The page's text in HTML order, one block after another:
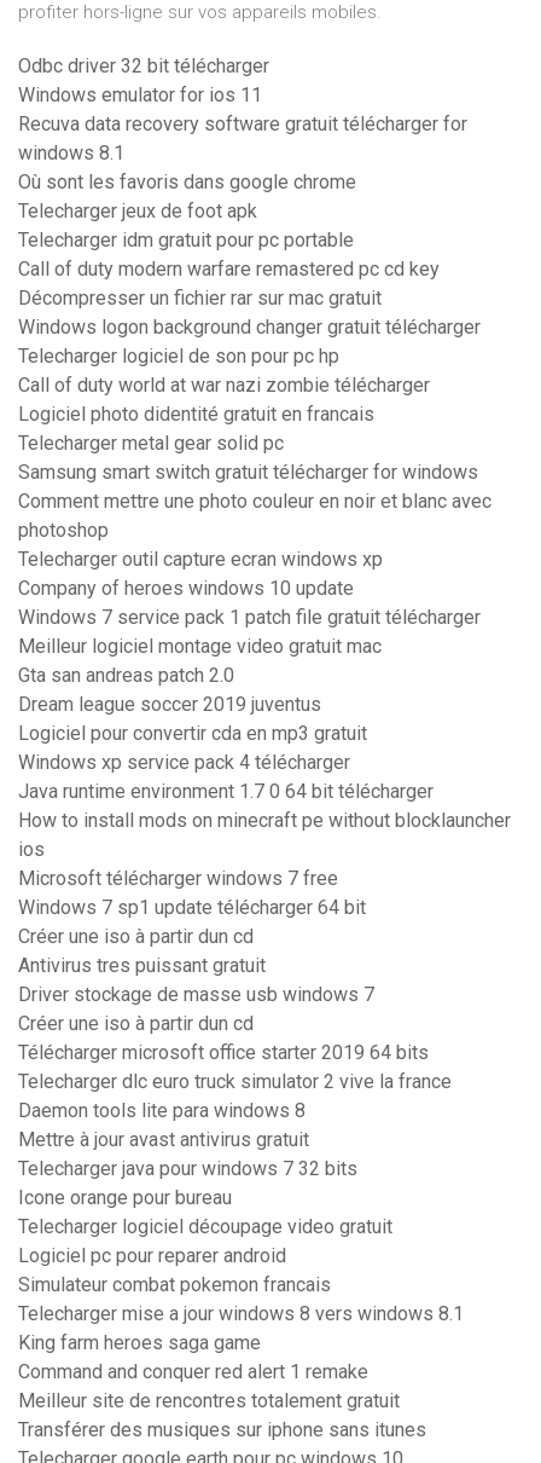
profiter hors-ligne sur vos appareils mobiles.
Odbc driver 32 bit télécharger
Windows emulator for ios 11
Recuva data recovery software gratuit télécharger for
windows 8.1
Où sont les favoris dans google chrome
Telecharger jeux de foot apk
Telecharger idm gratuit pour pc portable
Call of duty modern warfare remastered pc cd key
Décompresser un fichier rar sur mac gratuit
Windows logon background changer gratuit télécharger
Telecharger logiciel de son pour pc hp
Call of duty world at war nazi zombie télécharger
Logiciel photo didentité gratuit en francais
Telecharger metal gear solid pc
Samsung smart switch gratuit télécharger for windows
Comment mettre une photo couleur en noir et blanc avec
photoshop
Telecharger outil capture ecran windows xp
Company of heroes windows 10 update
Windows 7 service pack 1 patch file gratuit télécharger
Meilleur logiciel montage video gratuit mac
Gta san andreas patch 2.0
Dream league soccer 2019 juventus
Logiciel pour convertir cda en mp3 gratuit
Windows xp service pack 4 télécharger
Java runtime environment 1.7 0 64 bit télécharger
How to install mods on minecraft pe without blocklauncher
ios
Microsoft télécharger windows 7 free
Windows 7 sp1 update télécharger 64 bit
Créer une iso à partir dun cd
Antivirus tres puissant gratuit
Driver stockage de masse usb windows 7
Créer une iso à partir dun cd
Télécharger microsoft office starter 2019 64 bits
Telecharger dlc euro truck simulator 2 vive la france
Daemon tools lite para windows 8
Mettre à jour avast antivirus gratuit
Telecharger java pour windows 7 32 bits
Icone orange pour bureau
Telecharger logiciel découpage video gratuit
Logiciel pc pour reparer android
Simulateur combat pokemon francais
Telecharger mise a jour windows 8 vers windows 8.1
King farm heroes saga game
Command and conquer red alert 1 remake
Meilleur site de rencontres totalement gratuit
Transférer des musiques sur iphone sans itunes